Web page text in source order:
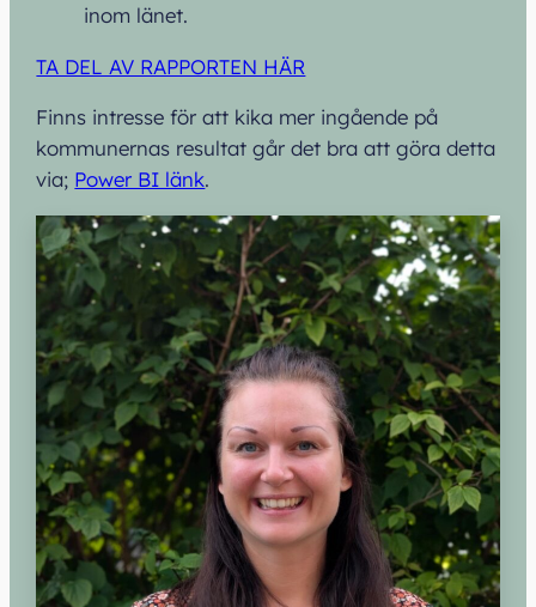
inom länet.
TA DEL AV RAPPORTEN HÄR
Finns intresse för att kika mer ingående på
kommunernas resultat går det bra att göra detta
via; Power BI länk.